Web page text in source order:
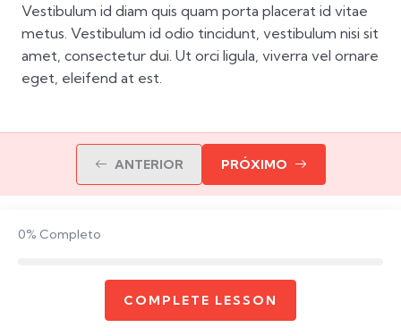
Vestibulum id diam quis quam porta placerat id vitae
metus. Vestibulum id odio tincidunt, vestibulum nisi sit
amet, consectetur dui. Ut orci ligula, viverra vel ornare
eget, eleifend at est.
ANTERIOR PRÓXIMO
0% Completo
COMPLETE LESSON